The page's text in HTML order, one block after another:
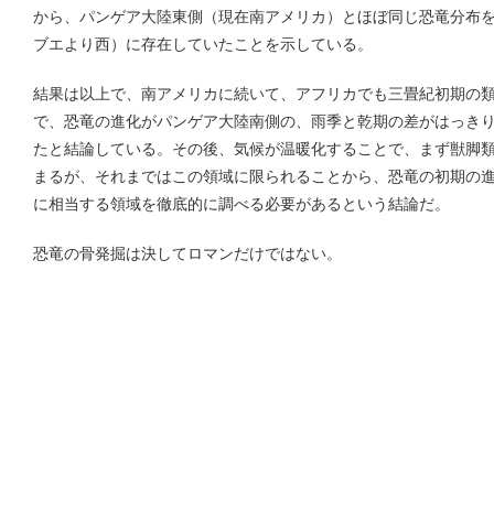
から、パンゲア大陸東側（現在南アメリカ）とほぼ同じ恐竜分布
ブエより西）に存在していたことを示している。
結果は以上で、南アメリカに続いて、アフリカでも三畳紀初期の
で、恐竜の進化がパンゲア大陸南側の、雨季と乾期の差がはっき
たと結論している。その後、気候が温暖化することで、まず獣脚
まるが、それまではこの領域に限られることから、恐竜の初期の
に相当する領域を徹底的に調べる必要があるという結論だ。
恐竜の骨発掘は決してロマンだけではない。